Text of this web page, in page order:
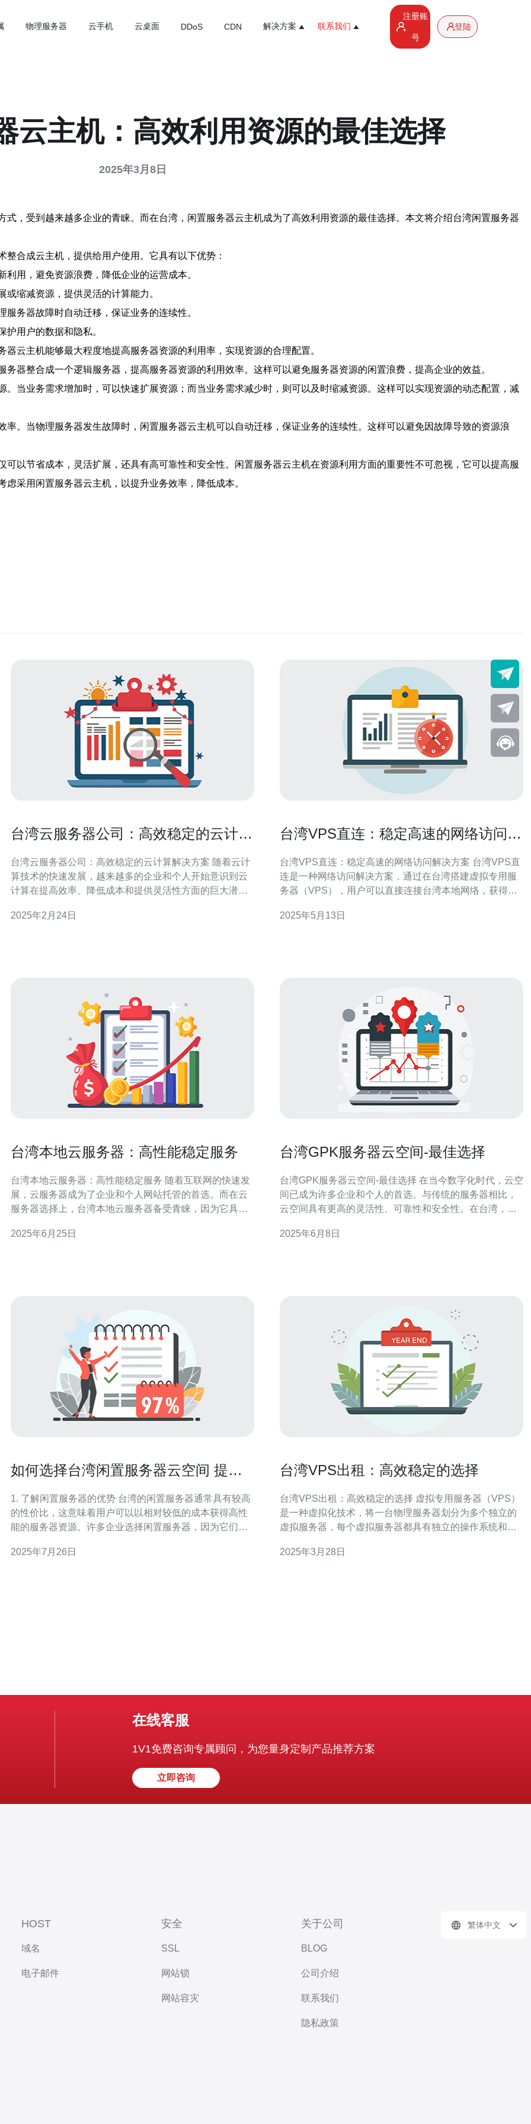
物理服务器 云手机 云桌面 DDoS CDN 解决方案 联系我们
注册账
号
登陆
云主机：高效利用资源的最佳选择
2025年3月8日
，受到越来越多企业的青睐。而在台湾，闲置服务器云主机成为了高效利用资源的最佳选择。本文将介绍台湾闲置服务器
合成云主机，提供给用户使用。它具有以下优势：
用，避免资源浪费，降低企业的运营成本。
缩减资源，提供灵活的计算能力。
务器故障时自动迁移，保证业务的连续性。
用户的数据和隐私。
云主机能够最大程度地提高服务器资源的利用率，实现资源的合理配置。
器整合成一个逻辑服务器，提高服务器资源的利用效率。这样可以避免服务器资源的闲置浪费，提高企业的效益。
当业务需求增加时，可以快速扩展资源；而当业务需求减少时，则可以及时缩减资源。这样可以实现资源的动态配置，减
。当物理服务器发生故障时，闲置服务器云主机可以自动迁移，保证业务的连续性。这样可以避免因故障导致的资源浪
以节省成本，灵活扩展，还具有高可靠性和安全性。闲置服务器云主机在资源利用方面的重要性不可忽视，它可以提高服
采用闲置服务器云主机，以提升业务效率，降低成本。
台湾云服务器公司：高效稳定的云计算
台湾云服务器公司：高效稳定的云计算解决方案 随着云计
算技术的快速发展，越来越多的企业和个人开始意识到云
计算在提高效率、降低成本和提供灵活性方面的巨大潜
商，在云计算领域积累了丰富的经验。本文将介绍台湾云
2025年2月24日
台湾VPS直连：稳定高速的网络访问解
台湾VPS直连：稳定高速的网络访问解决方案 台湾VPS直
连是一种网络访问解决方案，通过在台湾搭建虚拟专用服
务器（VPS），用户可以直接连接台湾本地网络，获得更
络访问方式有以下优势： 稳定性：直连台湾本地网络，避
2025年5月13日
台湾本地云服务器：高性能稳定服务
台湾本地云服务器：高性能稳定服务 随着互联网的快速发
展，云服务器成为了企业和个人网站托管的首选。而在云
服务器选择上，台湾本地云服务器备受青睐，因为它具有
硬件设备，配备高性能的处理器和大容量的存储空间，确
2025年6月25日
台湾GPK服务器云空间-最佳选择
台湾GPK服务器云空间-最佳选择 在当今数字化时代，云空
间已成为许多企业和个人的首选。与传统的服务器相比，
云空间具有更高的灵活性、可靠性和安全性。在台湾，
详细介绍为什么台湾GPK服务器云空间是最佳选择。 台湾
2025年6月8日
如何选择台湾闲置服务器云空间 提升
1. 了解闲置服务器的优势 台湾的闲置服务器通常具有较高
的性价比，这意味着用户可以以相对较低的成本获得高性
能的服务器资源。许多企业选择闲置服务器，因为它们能
是其地理位置。台湾的网络基础设施相对成熟，能够为周
2025年7月26日
台湾VPS出租：高效稳定的选择
台湾VPS出租：高效稳定的选择 虚拟专用服务器（VPS）
是一种虚拟化技术，将一台物理服务器划分为多个独立的
虚拟服务器，每个虚拟服务器都具有独立的操作系统和资
供高效稳定的虚拟服务器租用。 台湾VPS出租具有以下优
2025年3月28日
在线客服
1V1免费咨询专属顾问，为您量身定制产品推荐方案
立即咨询
HOST
域名
电子邮件
安全
SSL
网站锁
网站容灾
关于公司
BLOG
公司介绍
联系我们
隐私政策
繁体中文